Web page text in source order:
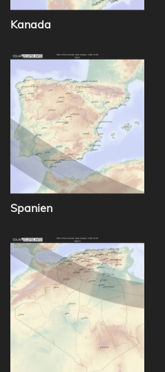
Kanada
Spanien